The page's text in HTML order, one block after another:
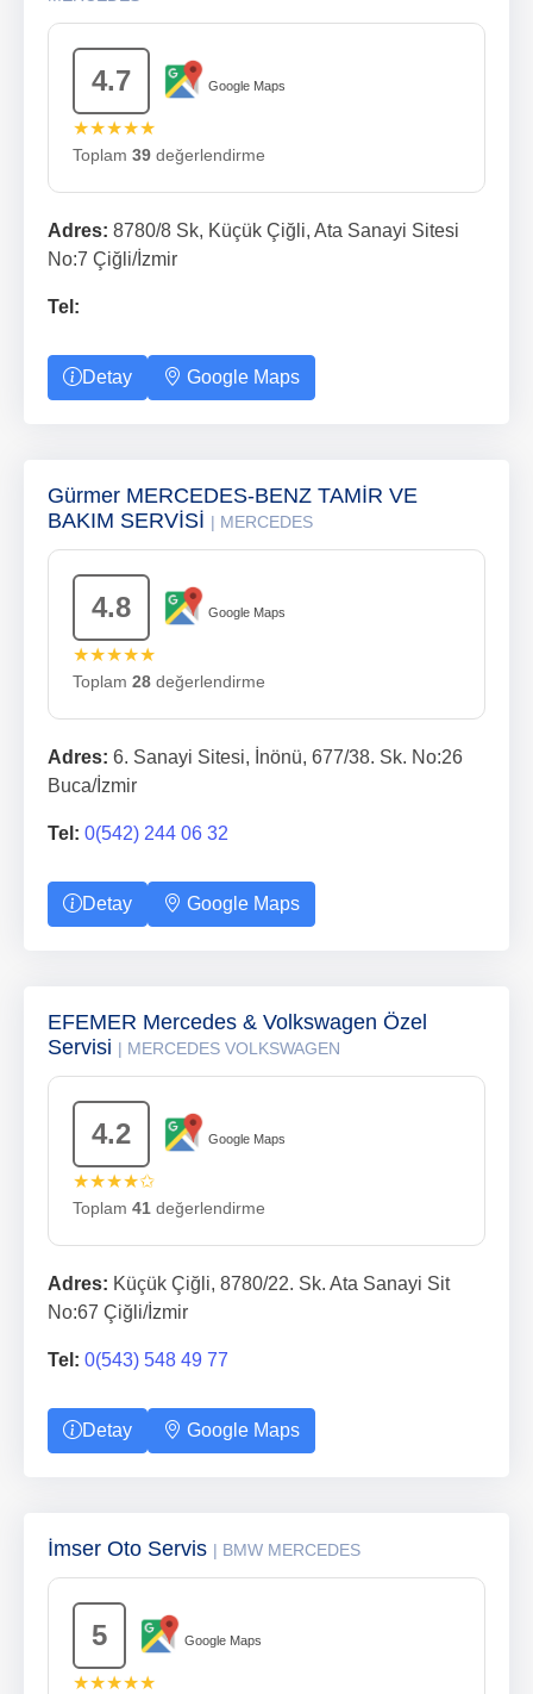
4.7 Google Maps
★★★★★
Toplam 39 değerlendirme
Adres: 8780/8 Sk, Küçük Çiğli, Ata Sanayi Sitesi
No:7 Çiğli/İzmir
Tel:
Detay Google Maps
Gürmer MERCEDES-BENZ TAMİR VE
BAKIM SERVİSİ | MERCEDES
4.8 Google Maps
★★★★★
Toplam 28 değerlendirme
Adres: 6. Sanayi Sitesi, İnönü, 677/38. Sk. No:26
Buca/İzmir
Tel: 0(542) 244 06 32
Detay Google Maps
EFEMER Mercedes & Volkswagen Özel
Servisi | MERCEDES VOLKSWAGEN
4.2 Google Maps
★★★★✩
Toplam 41 değerlendirme
Adres: Küçük Çiğli, 8780/22. Sk. Ata Sanayi Sit
No:67 Çiğli/İzmir
Tel: 0(543) 548 49 77
Detay Google Maps
İmser Oto Servis | BMW MERCEDES
5 Google Maps
★★★★★